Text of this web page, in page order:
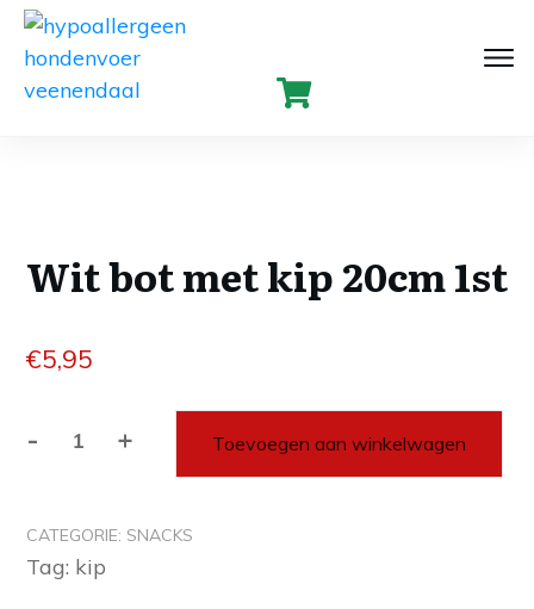
Wit bot met kip 20cm 1st
€5,95
-
kip
20cm
+ Toevoegen aan winkelwagen
CATEGORIE: SNACKS
Tag: kip